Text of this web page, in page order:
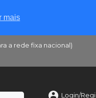
mais
a rede fixa nacional)
Login/